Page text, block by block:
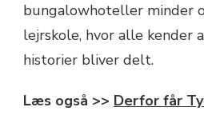
bungalowhoteller minder
lejrskole, hvor alle kender
historier bliver delt.
Læs også >> Derfor får